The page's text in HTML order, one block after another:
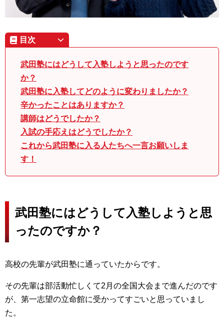
目次
武田塾にはどうして入塾しようと思ったのです
か？
武田塾に入塾してどのように変わりましたか？
辛かったことはありますか？
講師はどうでしたか？
入試の手応えはどうでしたか？
これから武田塾に入る人たちへ一言お願いしま
す！
武田塾にはどうして入塾しようと思
ったのですか？
高校の先輩が武田塾に通っていたからです。
その先輩は部活動忙しくて2月の全国大会まで進んだのです
が、第一志望の立命館に受かってすごいと思っていまし
た。